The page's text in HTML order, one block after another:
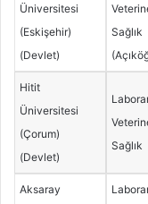
Üniversitesi
(Eskişehir)
(Devlet)
Sağlık
Hitit
Üniversitesi
(Çorum)
(Devlet)
Sağlık
Aksaray